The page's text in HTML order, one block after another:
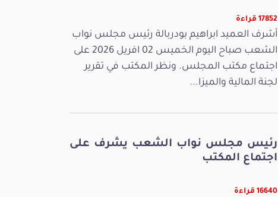
17852 قراءة
أشرف العميد ابراهيم بودربالة رئيس مجلس نواب
الشعب صباح اليوم الخميس 02 افريل 2026 على
اجتماع مكتب المجلس. ونظر المكتب في تقرير
لجنة المالية والميزا...
رئيس مجلس نواب الشعب يشرف على
اجتماع المكتب
16640 قراءة